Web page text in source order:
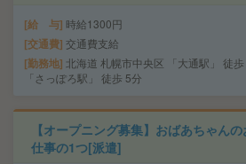
給 与 時給1300円
交通費 交通費支給
勤務地 北海道 札幌市中央区 「大通駅」 徒歩
「さっぽろ駅」 徒歩 5分
【オープニング募集】おばあちゃん
仕事の1つ[派遣]